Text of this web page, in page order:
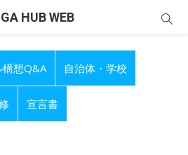
HUB WEB
構想Q&A 自治体・学校
宣言書